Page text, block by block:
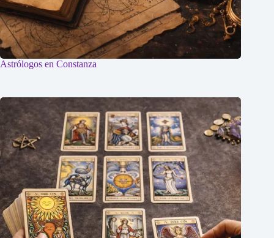
Astrólogos en Constanza